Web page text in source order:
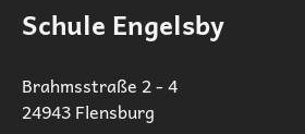
Schule Engelsby
Brahmsstraße 2 - 4
24943 Flensburg